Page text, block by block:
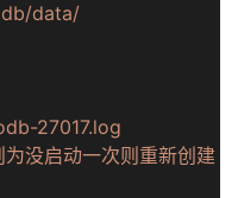
data/
27017.log
没启动一次则重新创建